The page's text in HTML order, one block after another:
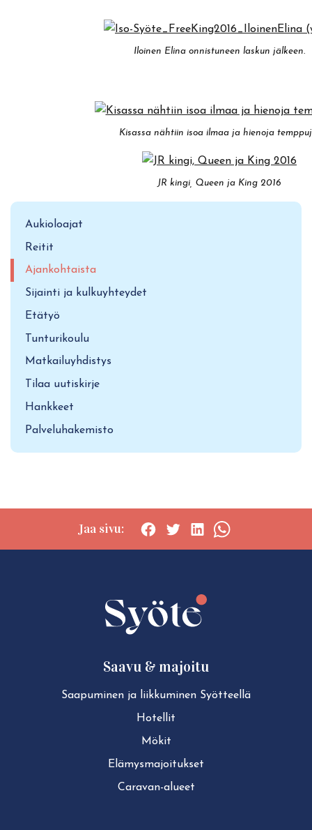
Iloinen Elina onnistuneen laskun jälkeen.
Kisassa nähtiin isoa ilmaa ja hienoja
JR kingi, Queen ja King 2016
Aukioloajat
Reitit
Ajankohtaista
Sijainti ja kulkuyhteydet
Etätyö
Tunturikoulu
Matkailuyhdistys
Tilaa uutiskirje
Hankkeet
Palveluhakemisto
Jaa sivu:
Saavu & majoitu
Saapuminen ja liikkuminen Syötteellä
Hotellit
Mökit
Elä­mys­ma­joi­tuk­set
Caravan-alueet